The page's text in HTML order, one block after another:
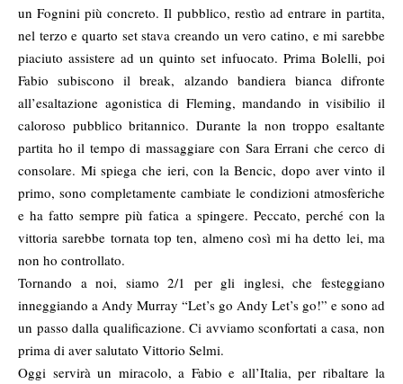
un Fognini più concreto. Il pubblico, restìo ad entrare in partita,
nel terzo e quarto set stava creando un vero catino, e mi sarebbe
piaciuto assistere ad un quinto set infuocato. Prima Bolelli, poi
Fabio subiscono il break, alzando bandiera bianca difronte
all’esaltazione agonistica di Fleming, mandando in visibilio il
caloroso pubblico britannico. Durante la non troppo esaltante
partita ho il tempo di massaggiare con Sara Errani che cerco di
consolare. Mi spiega che ieri, con la Bencic, dopo aver vinto il
primo, sono completamente cambiate le condizioni atmosferiche
e ha fatto sempre più fatica a spingere. Peccato, perché con la
vittoria sarebbe tornata top ten, almeno così mi ha detto lei, ma
non ho controllato.
Tornando a noi, siamo 2/1 per gli inglesi, che festeggiano
inneggiando a Andy Murray “Let’s go Andy Let’s go!” e sono ad
un passo dalla qualificazione. Ci avviamo sconfortati a casa, non
prima di aver salutato Vittorio Selmi.
Oggi servirà un miracolo, a Fabio e all’Italia, per ribaltare la